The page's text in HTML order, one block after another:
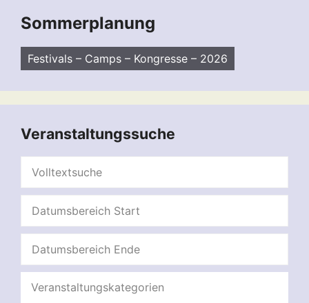
Sommerplanung
Festivals – Camps – Kongresse – 2026
Veranstaltungssuche
Veranstaltungskategorien